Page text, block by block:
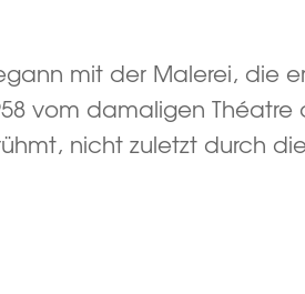
mit der Malerei, die
vom damaligen Théatre
nicht zuletzt durch